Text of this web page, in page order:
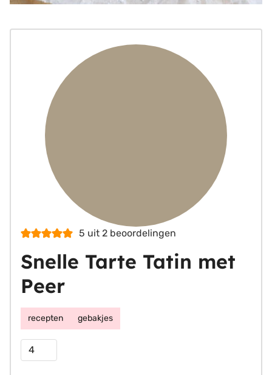
5 uit 2beoordelingen
Snelle Tarte Tatin met
Peer
recepten gebakjes
Porties